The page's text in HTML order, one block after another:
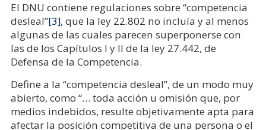
El DNU contiene regulaciones sobre “competencia
desleal”[3], que la ley 22.802 no incluía y al menos
algunas de las cuales parecen superponerse con
las de los Capítulos I y II de la ley 27.442, de
Defensa de la Competencia.
Define a la “competencia desleal”, de un modo muy
abierto, como “… toda acción u omisión que, por
medios indebidos, resulte objetivamente apta para
afectar la posición competitiva de una persona o el